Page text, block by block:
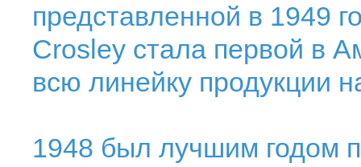
представленной в 1949
Crosley стала первой в
всю линейку продукции
1948 был лучшим годом